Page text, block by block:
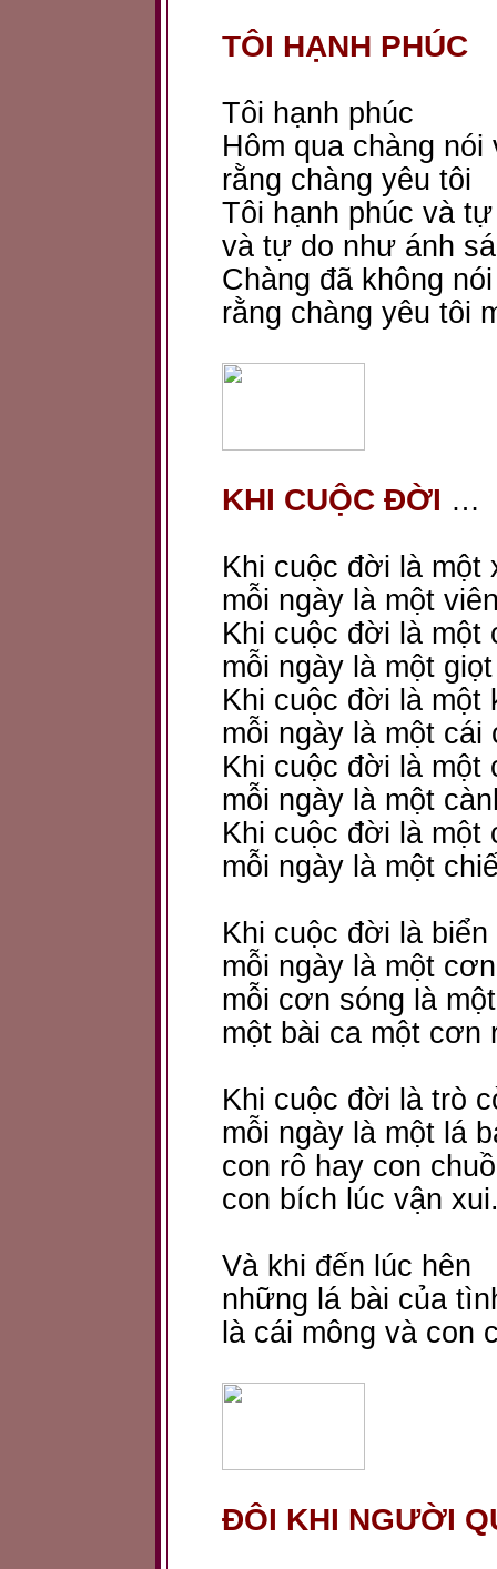
TÔI HẠNH PHÚC
Tôi hạnh phúc
Hôm qua chàng nói
rằng chàng yêu tôi
Tôi hạnh phúc và
và tự do như ánh
Chàng đã không
rằng chàng yêu tôi
KHI CUỘC ĐỜI …
Khi cuộc đời là một
mỗi ngày là một
Khi cuộc đời là một
mỗi ngày là một
Khi cuộc đời là một
mỗi ngày là một cái
Khi cuộc đời là một
mỗi ngày là một
Khi cuộc đời là một
mỗi ngày là một
Khi cuộc đời là biển
mỗi ngày là một
mỗi cơn sóng là
một bài ca một cơn
Khi cuộc đời là trò
mỗi ngày là một lá
con rô hay con
con bích lúc vận
Và khi đến lúc hên
những lá bài của
là cái mông và con
ĐÔI KHI NGƯỜI